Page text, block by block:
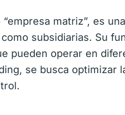
matriz”, es una
subsidiarias. Su
pueden operar en
se busca optimizar